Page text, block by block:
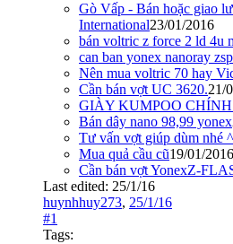
Gò Vấp - Bán hoặc giao
International23/01/2016
bán voltric z force 2 ld 4u
can ban yonex nanoray
Nên mua voltric 70 hay
Cần bán vợt UC 3620.21/
GIÀY KUMPOO
Bán dây nano 98,99 yonex
Tư vấn vợt giúp dùm nhé
Mua quả cầu cũ19/01/2016
Cần bán vợt YonexZ-
Last edited: 25/1/16
huynhhuy273, 25/1/16
#1
Tags: